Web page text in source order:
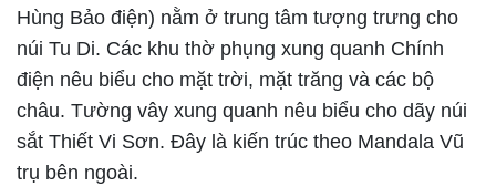
Hùng Bảo điện) nằm ở trung tâm tượng trưng cho
núi Tu Di. Các khu thờ phụng xung quanh Chính
điện nêu biểu cho mặt trời, mặt trăng và các bộ
châu. Tường vây xung quanh nêu biểu cho dãy núi
sắt Thiết Vi Sơn. Đây là kiến trúc theo Mandala Vũ
trụ bên ngoài.